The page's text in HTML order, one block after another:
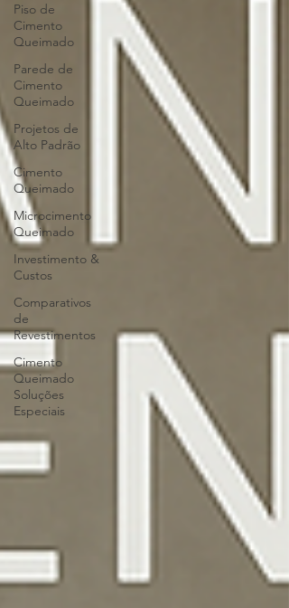
Piso de
Cimento
Queimado
Parede de
Cimento
Queimado
Projetos de
Alto Padrão
Cimento
Queimado
Microcimento
Queimado
Investimento &
Custos
Comparativos
de
Revestimentos
Cimento
Queimado
Soluções
Especiais